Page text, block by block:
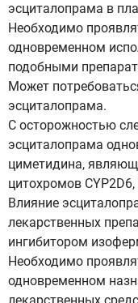
эсциталопрама в
Необходимо
одновременном
подобными
Может
эсциталопрама.
С осторожностью
эсциталопрама
циметидина,
цитохромов CYP2D6,
Влияние
лекарственных
ингибитором
Необходимо
одновременном